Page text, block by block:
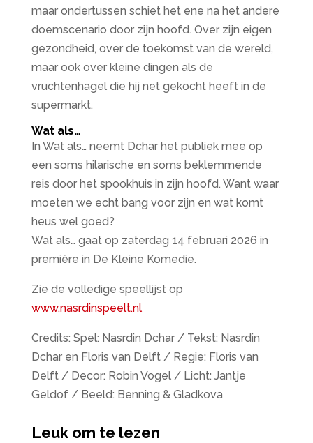
maar ondertussen schiet het ene na het andere
doemscenario door zijn hoofd. Over zijn eigen
gezondheid, over de toekomst van de wereld,
maar ook over kleine dingen als de
vruchtenhagel die hij net gekocht heeft in de
supermarkt.
Wat als…
In Wat als… neemt Dchar het publiek mee op
een soms hilarische en soms beklemmende
reis door het spookhuis in zijn hoofd. Want waar
moeten we echt bang voor zijn en wat komt
heus wel goed?
Wat als… gaat op zaterdag 14 februari 2026 in
première in De Kleine Komedie.
Zie de volledige speellijst op
www.nasrdinspeelt.nl
Credits: Spel: Nasrdin Dchar / Tekst: Nasrdin
Dchar en Floris van Delft / Regie: Floris van
Delft / Decor: Robin Vogel / Licht: Jantje
Geldof / Beeld: Benning & Gladkova
Leuk om te lezen